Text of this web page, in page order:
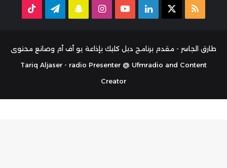
ملخص
RSS
لينكدإن ‫YouTubeانستقرامسناب تيلقرام
طارق الجاسر - مقدم برنامج دبل كليك بإذاعة يو أف أم وصانع محتوى
Tariq Aljaser - radio Presenter @ Ufmradio and Content
Creator